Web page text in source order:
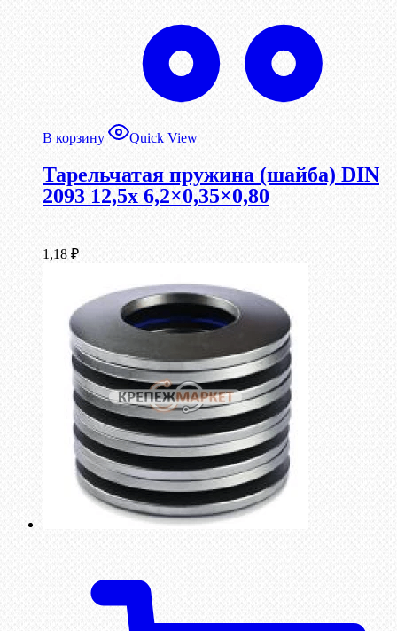
В корзину Quick View
Тарельчатая пружина (шайба) DIN
2093 12,5x 6,2×0,35×0,80
1,18 ₽